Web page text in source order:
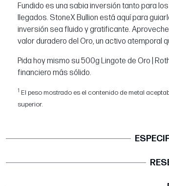
Fundido es una sabia inversión tanto para
llegados. StoneX Bullion está aquí para
inversión sea fluido y gratificante.
valor duradero del Oro, un activo atemporal
Pida hoy mismo su 500g Lingote de Oro |
financiero más sólido.
1 El peso mostrado es el contenido de metal
superior.